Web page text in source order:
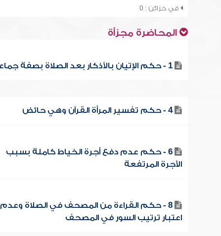
في خزائن : 0
المحاضرة مجزأة
1 - حكم الإتيان بالأذكار بعد الصلاة بصفة جماعية
4 - حكم تفسير المرأة القرآن وهي حائض
6 - حكم عدم دفع أجرة الخياط كاملة بسبب
الأجرة المرتفعة
8 - حكم القراءة من المصحف في الصلاة وعدم
اعتبار ترتيب السور في المصحف